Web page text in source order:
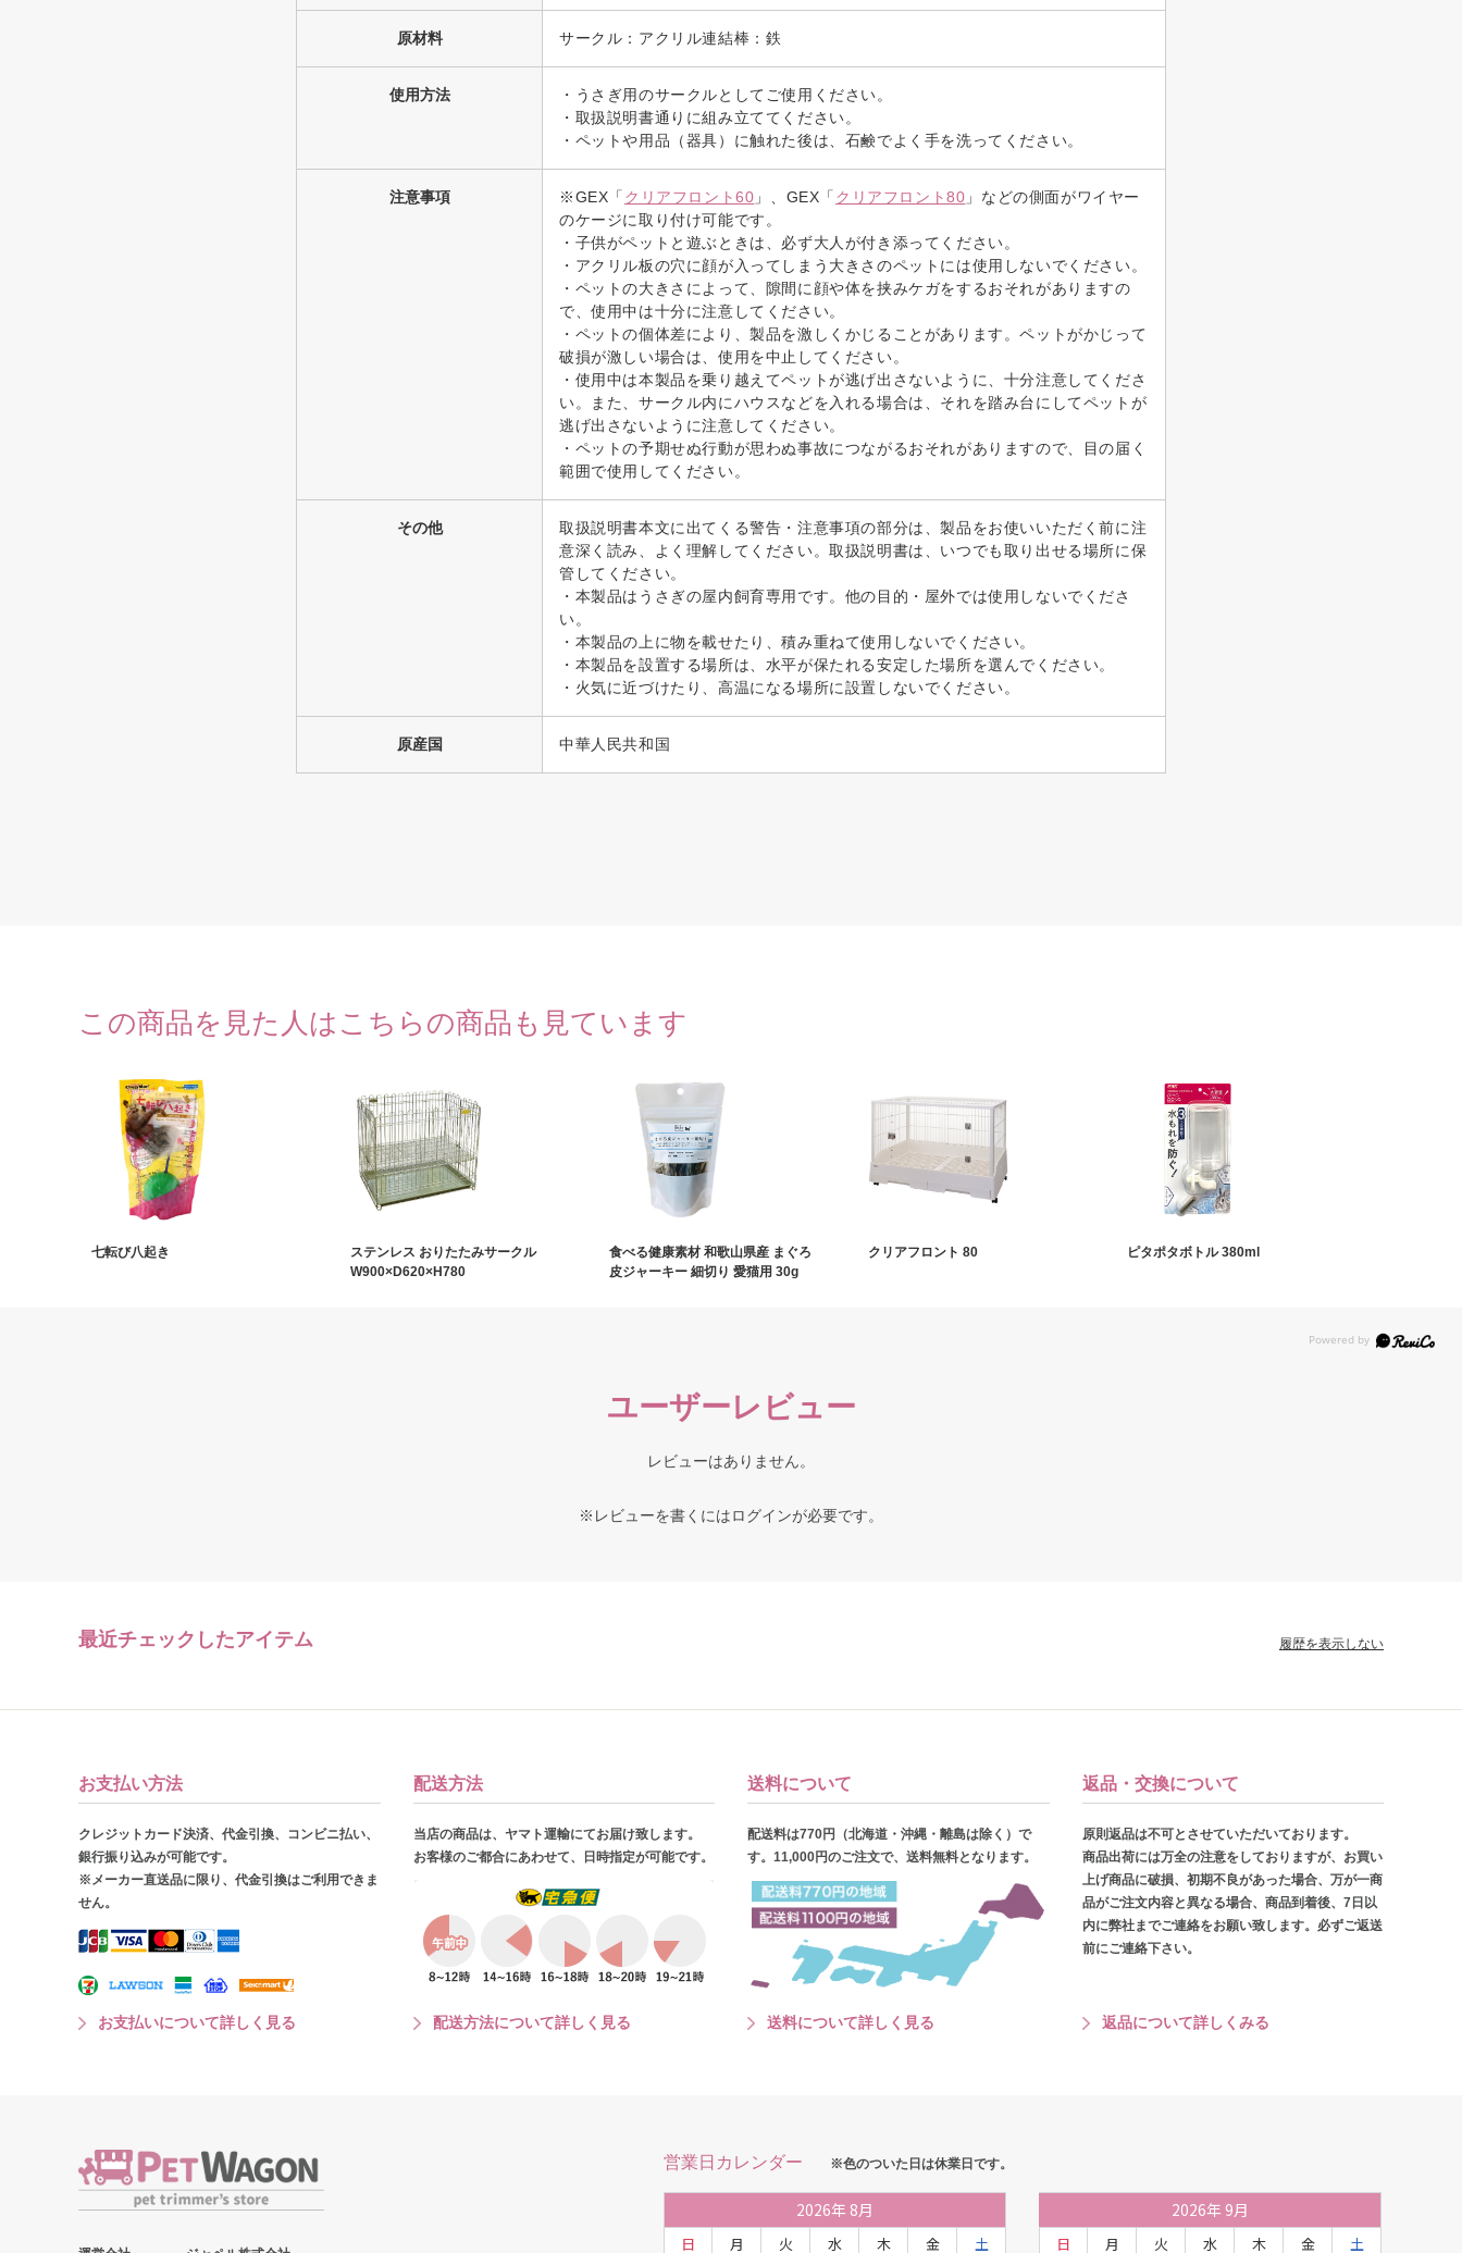
原材料 サークル：アクリル連結棒：鉄
使用方法
・うさぎ用のサークルとしてご使用ください。
・取扱説明書通りに組み立ててください。
・ペットや用品（器具）に触れた後は、石鹸でよく手を洗ってください。
注意事項 ※GEX「 クリアフロント60 」、GEX「 クリアフロント80 」などの側面がワイヤー
のケージに取り付け可能です。
・子供がペットと遊ぶときは、必ず大人が付き添ってください。
・アクリル板の穴に顔が入ってしまう大きさのペットには使用しないでください。
・ペットの大きさによって、隙間に顔や体を挟みケガをするおそれがありますの
で、使用中は十分に注意してください。
・ペットの個体差により、製品を激しくかじることがあります。ペットがかじって
破損が激しい場合は、使用を中止してください。
・使用中は本製品を乗り越えてペットが逃げ出さないように、十分注意してくださ
い。また、サークル内にハウスなどを入れる場合は、それを踏み台にしてペットが
逃げ出さないように注意してください。
・ペットの予期せぬ行動が思わぬ事故につながるおそれがありますので、目の届く
範囲で使用してください。
その他
取扱説明書本文に出てくる警告・注意事項の部分は、製品をお使いいただく前に注
意深く読み、よく理解してください。取扱説明書は、いつでも取り出せる場所に保
管してください。
・本製品はうさぎの屋内飼育専用です。他の目的・屋外では使用しないでくださ
い。
・本製品の上に物を載せたり、積み重ねて使用しないでください。
・本製品を設置する場所は、水平が保たれる安定した場所を選んでください。
・火気に近づけたり、高温になる場所に設置しないでください。
原産国 中華人民共和国
この商品を見た人はこちらの商品も見ています
七転び八起き
ステンレス おりたたみサークル
W900×D620×H780
食べる健康素材 和歌山県産 まぐろ
皮ジャーキー 細切り 愛猫用 30g
クリアフロント 80 ピタポタボトル 380ml
ユーザーレビュー
レビューはありません。
※レビューを書くにはログインが必要です。
最近チェックしたアイテム 履歴を表示しない
お支払い方法
クレジットカード決済、代金引換、コンビニ払い、
銀行振り込みが可能です。
※メーカー直送品に限り、代金引換はご利用できま
せん。
お支払いについて詳しく見る
配送方法
当店の商品は、ヤマト運輸にてお届け致します。
お客様のご都合にあわせて、日時指定が可能です。
配送方法について詳しく見る
送料について
配送料は770円（北海道・沖縄・離島は除く）で
す。11,000円のご注文で、送料無料となります。
送料について詳しく見る
返品・交換について
原則返品は不可とさせていただいております。
商品出荷には万全の注意をしておりますが、お買い
上げ商品に破損、初期不良があった場合、万が一商
品がご注文内容と異なる場合、商品到着後、7日以
内に弊社までご連絡をお願い致します。必ずご返送
前にご連絡下さい。
返品について詳しくみる
営業日カレンダー ※色のついた日は休業日です。
2026年 8月
日 月 火 水 木 金 土
2026年 9月
日 月 火 水 木 金 土